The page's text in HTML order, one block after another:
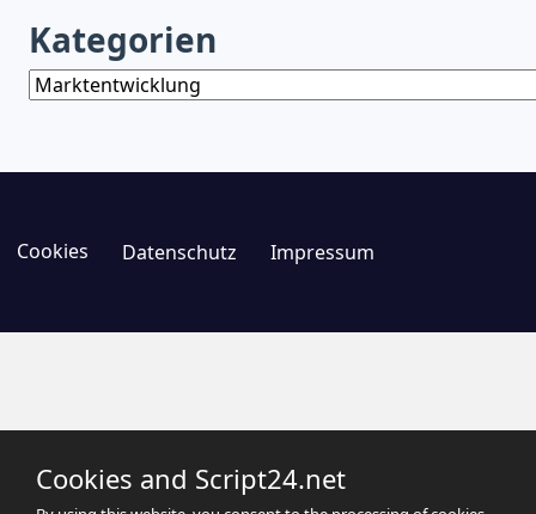
Kategorien
Kategorien
Cookies Datenschutz Impressum
Cookies and Script24.net